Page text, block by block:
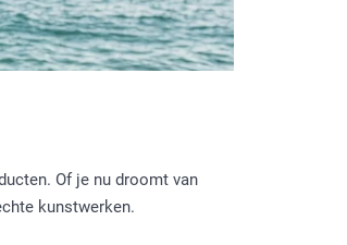
Of je nu droomt van
kunstwerken.